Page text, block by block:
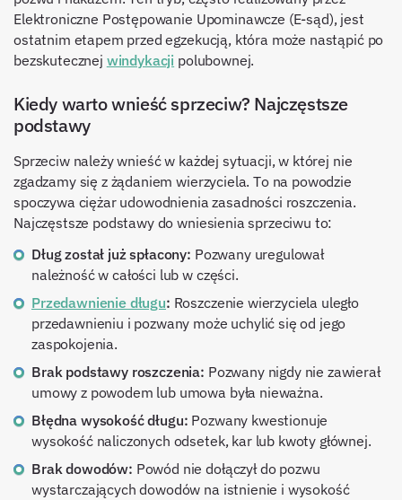
Elektroniczne Postępowanie Upominawcze (E-sąd), jest
ostatnim etapem przed egzekucją, która może nastąpić po
bezskutecznej windykacji polubownej.
Kiedy warto wnieść sprzeciw? Najczęstsze
podstawy
Sprzeciw należy wnieść w każdej sytuacji, w której nie
zgadzamy się z żądaniem wierzyciela. To na powodzie
spoczywa ciężar udowodnienia zasadności roszczenia.
Najczęstsze podstawy do wniesienia sprzeciwu to:
Dług został już spłacony: Pozwany uregulował
należność w całości lub w części.
Przedawnienie długu: Roszczenie wierzyciela uległo
przedawnieniu i pozwany może uchylić się od jego
zaspokojenia.
Brak podstawy roszczenia: Pozwany nigdy nie zawierał
umowy z powodem lub umowa była nieważna.
Błędna wysokość długu: Pozwany kwestionuje
wysokość naliczonych odsetek, kar lub kwoty głównej.
Brak dowodów: Powód nie dołączył do pozwu
wystarczających dowodów na istnienie i wysokość